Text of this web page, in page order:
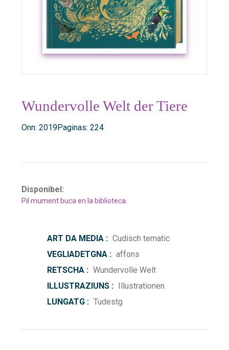
Wundervolle Welt der Tiere
Onn: 2019Paginas: 224
Disponibel:
Pil mument buca en la biblioteca.
ART DA MEDIA : Cudisch tematic
VEGLIADETGNA : affons
RETSCHA : Wundervolle Welt
ILLUSTRAZIUNS : Illustrationen
LUNGATG : Tudestg